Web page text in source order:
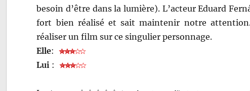
besoin d’être dans la lumière). L’acteur Eduard
fort bien réalisé et sait maintenir notre
réaliser un film sur ce singulier personnage.
Elle:
Lui :